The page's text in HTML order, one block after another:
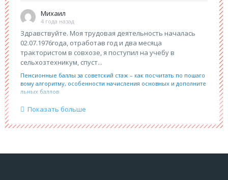
Михаил
4 года назад
Здравствуйте. Моя трудовая деятельность началась
02.07.1976года, отработав год и два месяца
трактористом в совхозе, я поступил на учебу в
сельхозтехникум, спуст...
Пенсионные баллы за советский стаж – как посчитать по пошаго
вому алгоритму, особенности начисления основных и дополните
льных баллов
Показать больше